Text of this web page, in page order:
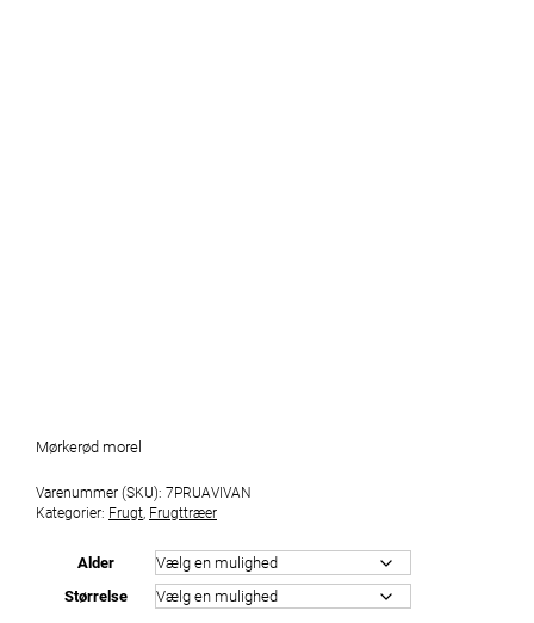
Mørkerød morel
Varenummer (SKU): 7PRUAVIVAN
Kategorier: Frugt Frugttræer
Alder
Størrelse